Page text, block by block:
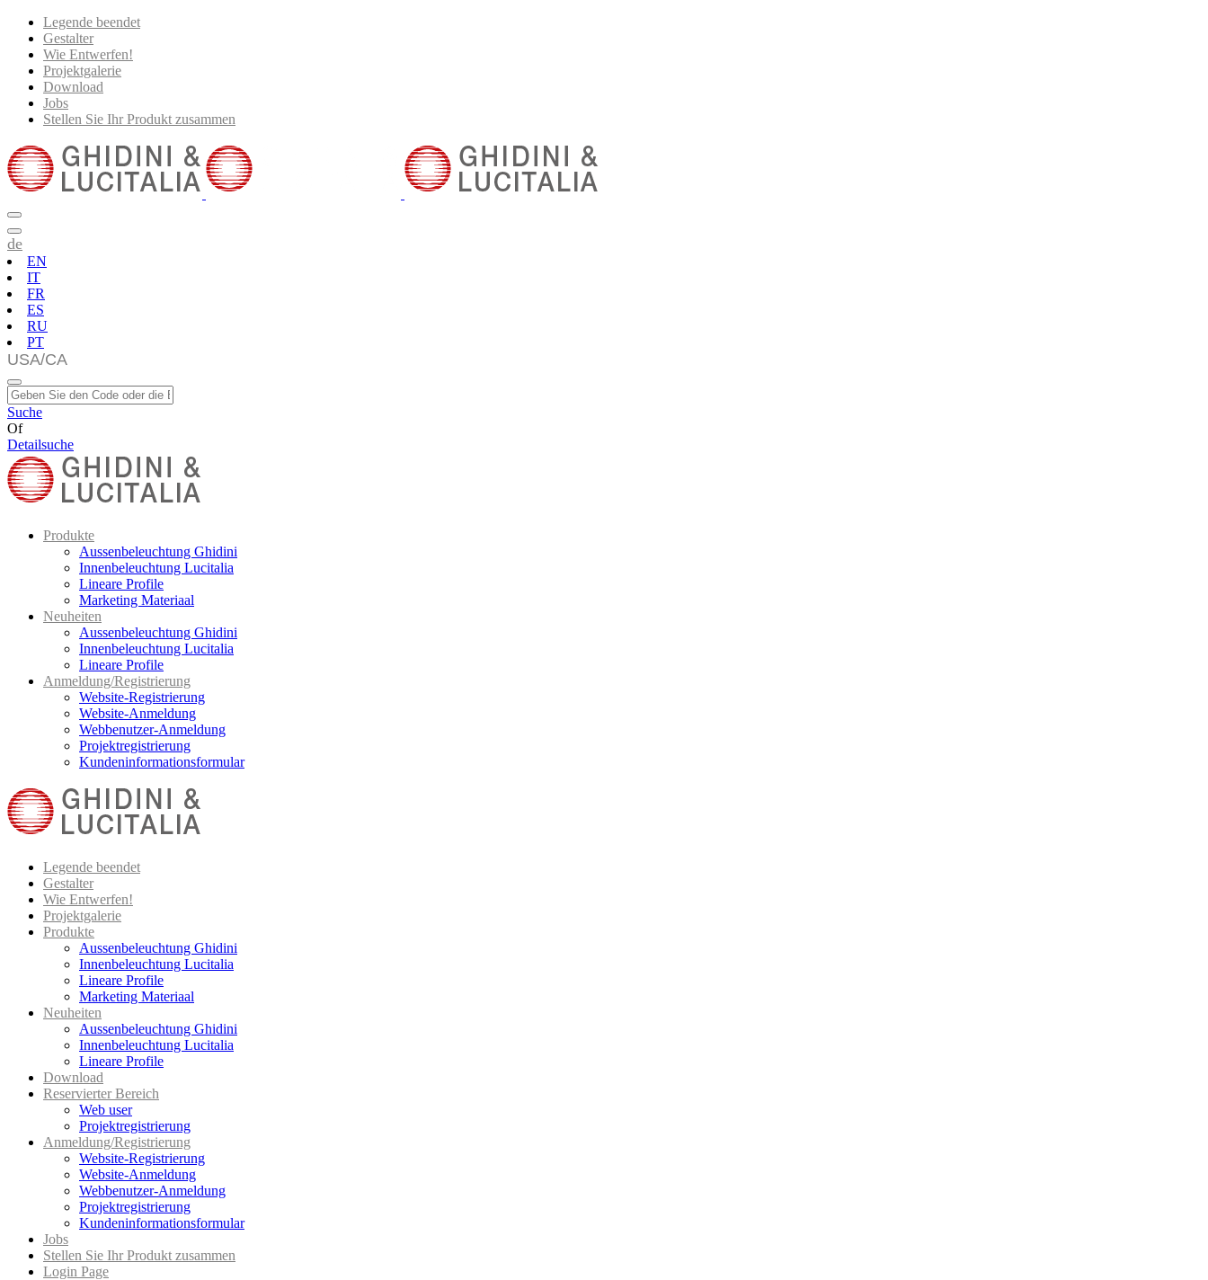
Legende beendet
Gestalter
Wie Entwerfen!
Projektgalerie
Download
Jobs
Stellen Sie Ihr Produkt zusammen
de
EN
IT
FR
ES
RU
PT
Suche
Of
Detailsuche
Produkte
Aussenbeleuchtung Ghidini
Innenbeleuchtung Lucitalia
Lineare Profile
Marketing Materiaal
Neuheiten
Aussenbeleuchtung Ghidini
Innenbeleuchtung Lucitalia
Lineare Profile
Anmeldung/Registrierung
Website-Registrierung
Website-Anmeldung
Webbenutzer-Anmeldung
Projektregistrierung
Kundeninformationsformular
Legende beendet
Gestalter
Wie Entwerfen!
Projektgalerie
Produkte
Aussenbeleuchtung Ghidini
Innenbeleuchtung Lucitalia
Lineare Profile
Marketing Materiaal
Neuheiten
Aussenbeleuchtung Ghidini
Innenbeleuchtung Lucitalia
Lineare Profile
Download
Reservierter Bereich
Web user
Projektregistrierung
Anmeldung/Registrierung
Website-Registrierung
Website-Anmeldung
Webbenutzer-Anmeldung
Projektregistrierung
Kundeninformationsformular
Jobs
Stellen Sie Ihr Produkt zusammen
Login Page